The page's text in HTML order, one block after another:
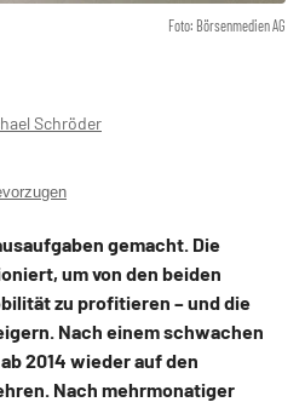
Foto: Börsenmedien AG
Schröder
gemacht. Die
um von den beiden
zu profitieren – und die
Nach einem schwachen
2014 wieder auf den
Nach mehrmonatiger